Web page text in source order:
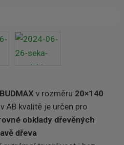
BUDMAX v rozměru 20×140
v AB kvalitě je určen pro
obklady dřevěných
dřeva